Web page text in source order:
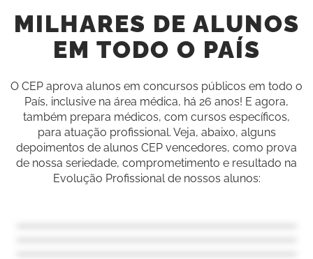
MILHARES DE ALUNOS
EM TODO O PAÍS
O CEP aprova alunos em concursos públicos em todo o
País, inclusive na área médica, há 26 anos! E agora,
também prepara médicos, com cursos específicos,
para atuação profissional. Veja, abaixo, alguns
depoimentos de alunos CEP vencedores, como prova
de nossa seriedade, comprometimento e resultado na
Evolução Profissional de nossos alunos: